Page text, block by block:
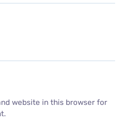
website in this browser for